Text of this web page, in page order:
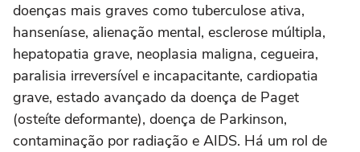
doenças mais graves como tuberculose ativa,
hanseníase, alienação mental, esclerose múltipla,
hepatopatia grave, neoplasia maligna, cegueira,
paralisia irreversível e incapacitante, cardiopatia
grave, estado avançado da doença de Paget
(osteíte deformante), doença de Parkinson,
contaminação por radiação e AIDS. Há um rol de